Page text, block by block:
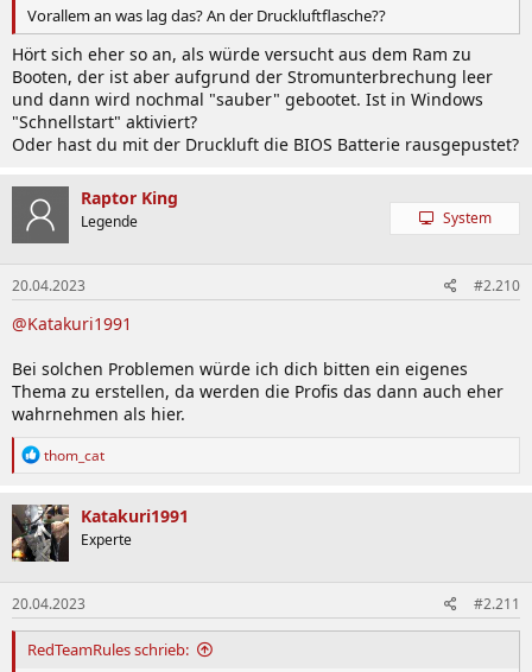
Vorallem an was lag das? An der Druckluftflasche??
Hört sich eher so an, als würde versucht aus dem Ram zu
Booten, der ist aber aufgrund der Stromunterbrechung leer
und dann wird nochmal "sauber" gebootet. Ist in Windows
"Schnellstart" aktiviert?
Oder hast du mit der Druckluft die BIOS Batterie rausgepustet?
Raptor King
Legende System
20.04.2023 #2.210
@Katakuri1991
Bei solchen Problemen würde ich dich bitten ein eigenes
Thema zu erstellen, da werden die Profis das dann auch eher
wahrnehmen als hier.
R
k
t
i
o
n
e
n
:
thom_cat
Katakuri1991
Experte
20.04.2023 #2.211
RedTeamRules schrieb: